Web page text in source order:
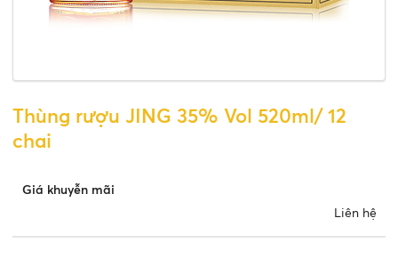
Thùng rượu JING 35% Vol 520ml/ 12
chai
Giá khuyễn mãi
Liên hệ